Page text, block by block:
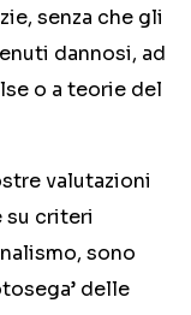
senza che gli
dannosi, ad
o a teorie del
valutazioni
su criteri
sono
delle